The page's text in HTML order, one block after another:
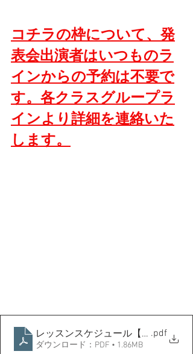
コチラの枠について、発
表会出演者はいつものラ
インからの予約は不要で
す。 各クラスグループラ
インより詳細を連絡いた
します。
レッスンスケジュール【予約可能
.pdf
ダウンロード：PDF • 1.86MB